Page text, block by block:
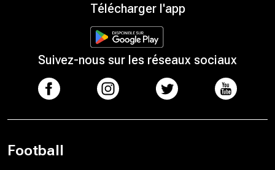
Télécharger l'app
Suivez-nous sur les réseaux sociaux
Football